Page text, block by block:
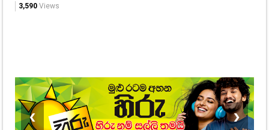
3,590 Views
❮ ❯